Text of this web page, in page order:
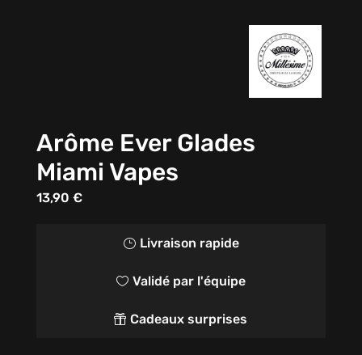
Arôme Ever Glades
Miami Vapes
13,90 €
} Livraison rapide
 Validé par l'équipe
 Cadeaux surprises